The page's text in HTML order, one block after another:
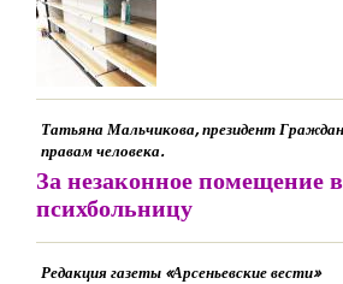
Татьяна Мальчикова, президент
правам человека.
За незаконное помещение в
психбольницу
Редакция газеты «Арсеньевские вести»